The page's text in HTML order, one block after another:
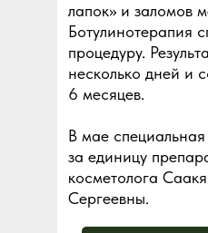
лапок» и заломов
Ботулинотерапия
процедуру.
несколько дней и
6 месяцев.
В мае
за единицу
косметолога
Сергеевны.